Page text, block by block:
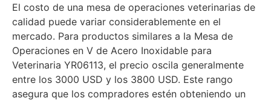
El costo de una mesa de operaciones veterinarias de
calidad puede variar considerablemente en el
mercado. Para productos similares a la Mesa de
Operaciones en V de Acero Inoxidable para
Veterinaria YR06113, el precio oscila generalmente
entre los 3000 USD y los 3800 USD. Este rango
asegura que los compradores estén obteniendo un